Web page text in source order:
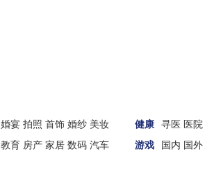
婚宴 拍照 首饰 婚纱 美妆
教育 房产 家居 数码 汽车
健康 寻医 医院
游戏
国内 国外